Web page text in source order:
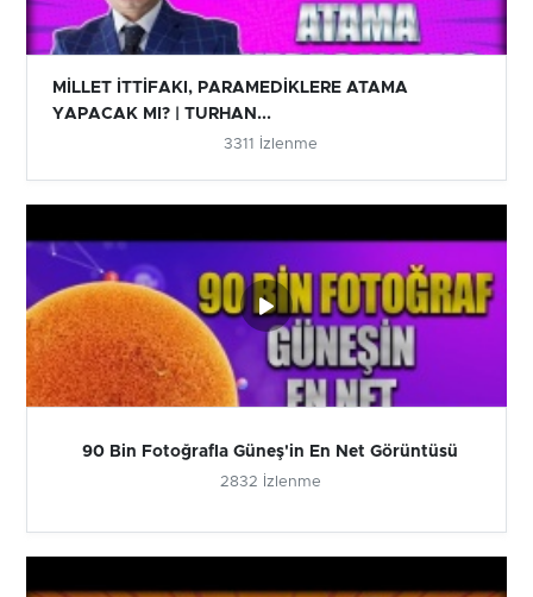
MİLLET İTTİFAKI, PARAMEDİKLERE ATAMA
YAPACAK MI? | TURHAN...
3311 İzlenme
90 Bin Fotoğrafla Güneş'in En Net Görüntüsü
2832 İzlenme